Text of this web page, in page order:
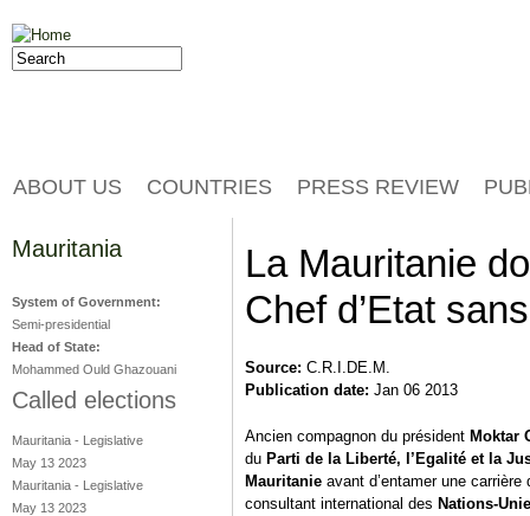
Jump to navigation
Search form
Search
La Mauritanie
Chef d’Etat
Source: C.R.I.DE.M.
Publication date: Jan 06 2013
Ancien compagnon du président Moktar
du Parti de la Liberté, l’Egalité et la
Mauritanie avant d’entamer une
consultant international des Nations-
ABOUT US COUNTRIES PRESS REVIEW
Mauritania
System of Government:
Semi-presidential
Head of State:
Mohammed Ould Ghazouani
Called elections
Mauritania - Legislative
May 13 2023
Mauritania - Legislative
May 13 2023